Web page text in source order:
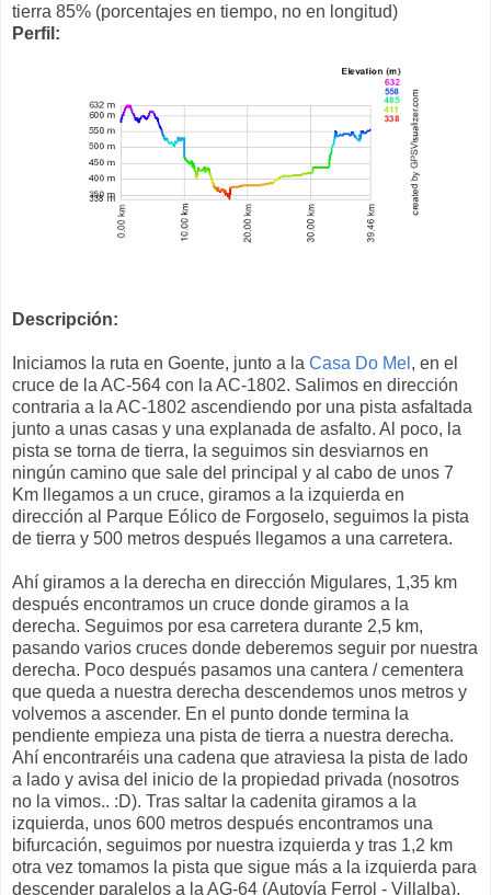
tierra 85% (porcentajes en tiempo, no en longitud)
Perfil:
Descripción:
Iniciamos la ruta en Goente, junto a la Casa Do Mel , en el
cruce de la AC-564 con la AC-1802. Salimos en dirección
contraria a la AC-1802 ascendiendo por una pista asfaltada
junto a unas casas y una explanada de asfalto. Al poco, la
pista se torna de tierra, la seguimos sin desviarnos en
ningún camino que sale del principal y al cabo de unos 7
Km llegamos a un cruce, giramos a la izquierda en
dirección al Parque Eólico de Forgoselo, seguimos la pista
de tierra y 500 metros después llegamos a una carretera.
Ahí giramos a la derecha en dirección Migulares, 1,35 km
después encontramos un cruce donde giramos a la
derecha. Seguimos por esa carretera durante 2,5 km,
pasando varios cruces donde deberemos seguir por nuestra
derecha. Poco después pasamos una cantera / cementera
que queda a nuestra derecha descendemos unos metros y
volvemos a ascender. En el punto donde termina la
pendiente empieza una pista de tierra a nuestra derecha.
Ahí encontraréis una cadena que atraviesa la pista de lado
a lado y avisa del inicio de la propiedad privada (nosotros
no la vimos.. :D). Tras saltar la cadenita giramos a la
izquierda, unos 600 metros después encontramos una
bifurcación, seguimos por nuestra izquierda y tras 1,2 km
otra vez tomamos la pista que sigue más a la izquierda para
descender paralelos a la AG-64 (Autovía Ferrol - Villalba),